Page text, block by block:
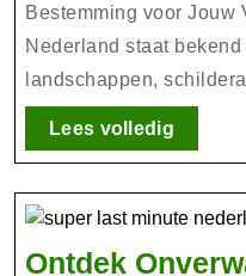
Bestemming voor Jouw
Nederland staat
landschappen,
Lees volledigLees
volledig
Ontdek